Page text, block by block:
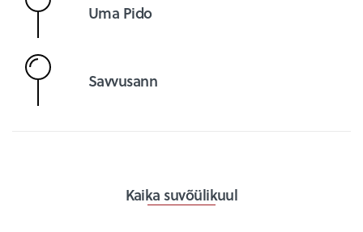
Uma Pido
Savvusann
Kaika suvõülikuul